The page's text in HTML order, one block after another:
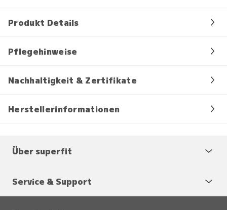
Produkt Details
Pflegehinweise
Nachhaltigkeit & Zertifikate
Herstellerinformationen
Über superfit
Service & Support